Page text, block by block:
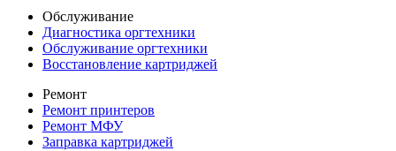
Обслуживание
Диагностика оргтехники
Обслуживание оргтехники
Восстановление картриджей
Ремонт
Ремонт принтеров
Ремонт МФУ
Заправка картриджей